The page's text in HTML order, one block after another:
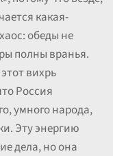
какая-
обеды не
полны вранья.
вихрь
Россия
умного народа,
Эту энергию
дела, но она